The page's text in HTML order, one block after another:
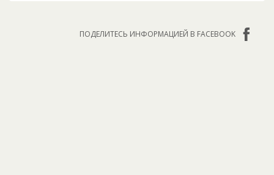
ПОДЕЛИТЕСЬ ИНФОРМАЦИЕЙ В FACEBOOK